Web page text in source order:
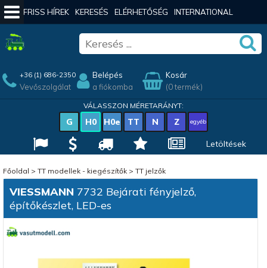
FRISS HÍREK KERESÉS ELÉRHETŐSÉG INTERNATIONAL
+36 (1) 686-2350
Vevőszolgálat
Belépés
a fiókomba
Kosár
(0 termék)
VÁLASSZON MÉRETARÁNYT:
G H0 H0e TT N Z egyéb
Letöltések
Főoldal > TT modellek - kiegészítők> TT jelzők
VIESSMANN 7732 Bejárati fényjelző,
építőkészlet, LED-es